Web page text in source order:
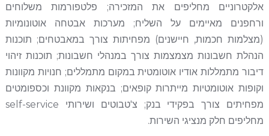
אלקטרוניים מחליפים את המזכירה; פלטפורמות משלוחים
ורחפנים מאיימים על השליח; מערכות אבטחה אוטונומיות
(מצלמות חכמות, חיישנים) מפחיתות צורך במאבטחים; תוכנות
הנהלת חשבונות מצמצמות צורך במנהלי חשבונות; תוכנות זיהוי
דיבור מתמללות אודיו אוטומטית במקום מתמללים; חנויות מקוונות
וקופות אוטומטיות מייתרות קופאים; בנקאות מקוונת וכספומטים
מפחיתים צורך בפקידי בנק; צ'טבוטים ושירותי self-service
מחליפים חלק מנציגי השירות.